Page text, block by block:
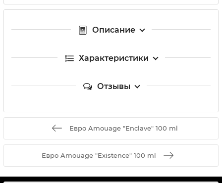
Описание
Характеристики
Отзывы
Евро Amouage "Enclave" 100 ml
Евро Amouage "Existence" 100 ml